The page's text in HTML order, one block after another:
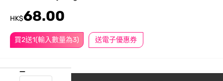
買2送1(輸入數量為3) 送電子優惠券
HK$68.00